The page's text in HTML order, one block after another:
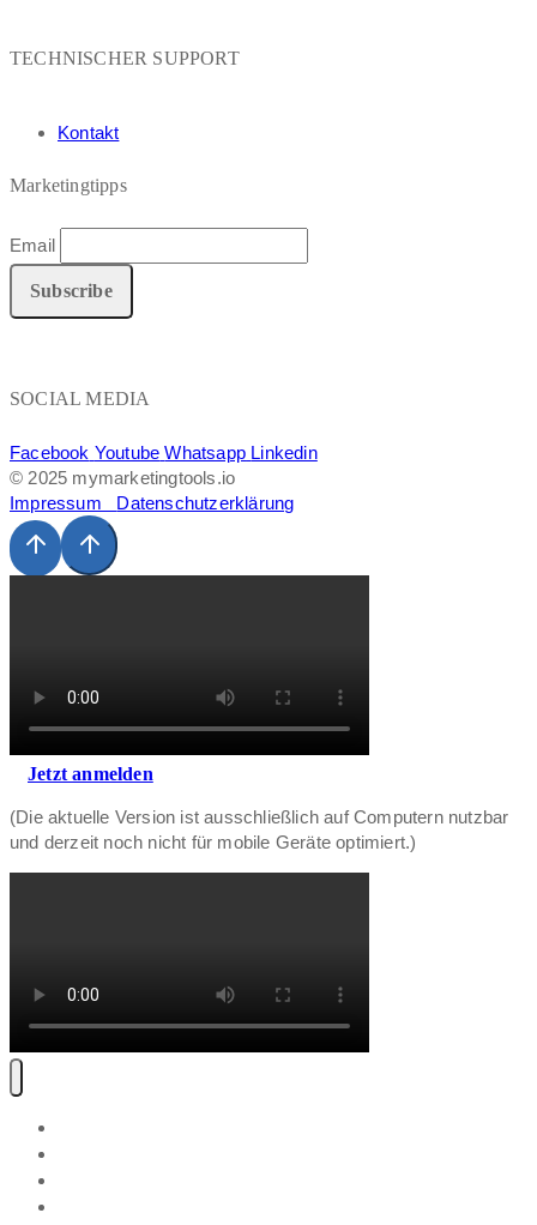
TECHNISCHER SUPPORT
Kontakt
Marketingtipps
Email
SOCIAL MEDIA
Facebook Youtube Whatsapp Linkedin
© 2025 mymarketingtools.io
Impressum Datenschutzerklärung
Jetzt anmelden
(Die aktuelle Version ist ausschließlich auf Computern nutzbar
und derzeit noch nicht für mobile Geräte optimiert.)